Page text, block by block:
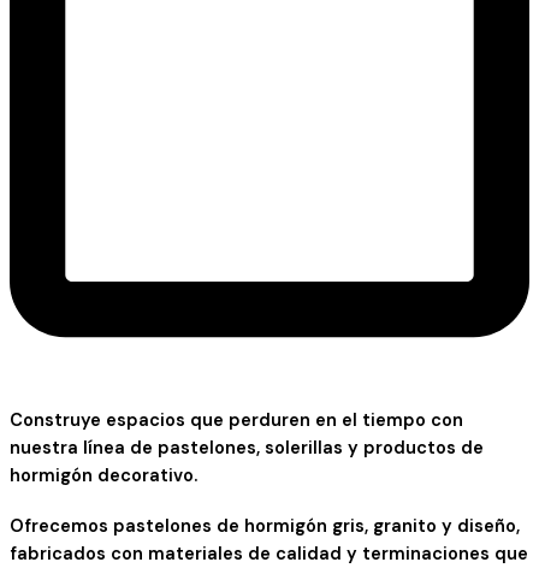
Construye espacios que perduren en el tiempo con
nuestra línea de pastelones, solerillas y productos de
hormigón decorativo.
Ofrecemos pastelones de hormigón gris, granito y diseño,
fabricados con materiales de calidad y terminaciones que